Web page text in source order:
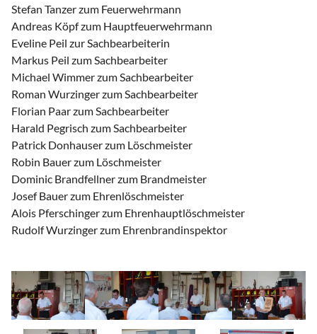
Stefan Tanzer zum Feuerwehrmann
Andreas Köpf zum Hauptfeuerwehrmann
Eveline Peil zur Sachbearbeiterin
Markus Peil zum Sachbearbeiter
Michael Wimmer zum Sachbearbeiter
Roman Wurzinger zum Sachbearbeiter
Florian Paar zum Sachbearbeiter
Harald Pegrisch zum Sachbearbeiter
Patrick Donhauser zum Löschmeister
Robin Bauer zum Löschmeister
Dominic Brandfellner zum Brandmeister
Josef Bauer zum Ehrenlöschmeister
Alois Pferschinger zum Ehrenhauptlöschmeister
Rudolf Wurzinger zum Ehrenbrandinspektor